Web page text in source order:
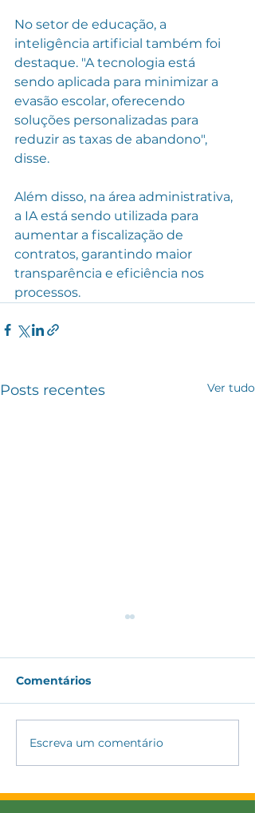
No setor de educação, a
inteligência artificial também foi
destaque. "A tecnologia está
sendo aplicada para minimizar a
evasão escolar, oferecendo
soluções personalizadas para
reduzir as taxas de abandono",
disse.
Além disso, na área administrativa,
a IA está sendo utilizada para
aumentar a fiscalização de
contratos, garantindo maior
transparência e eficiência nos
processos.
Posts recentes Ver tudo
ADIAL amplia
conexões com
no SIAVS 2026
Comentários
Escreva um comentário